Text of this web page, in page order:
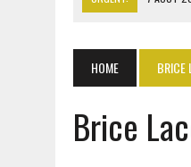
7 AOÛT 2026 | LE
7 AOÛT 2026
GAZ
HOME BRICE
Brice